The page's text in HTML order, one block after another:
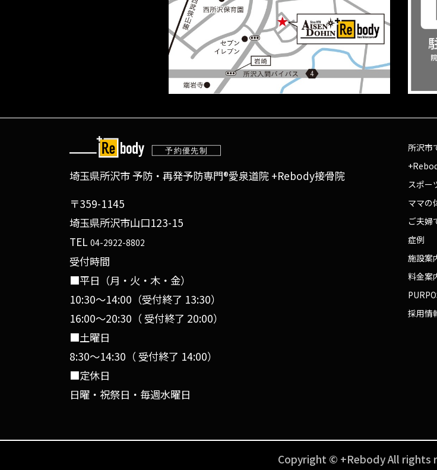
埼玉県所沢市 予防・再発予防専門®愛泉道院 +Rebody接骨院
〒359-1145
埼玉県所沢市山口123-15
TEL 04-2922-8802
受付時間
■平日（月・火・木・金）
10:30〜14:00（受付終了 13:30）
16:00〜20:30（ 受付終了 20:00）
■土曜日
8:30〜14:30（ 受付終了 14:00）
■定休日
日曜・祝祭日・毎週水曜日
所沢市
スポー
ママの
ご夫婦
症例
施設案
料金案
採用情
Copyright © +Rebody All rights